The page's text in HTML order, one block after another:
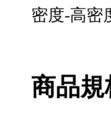
密度-高密
商品規